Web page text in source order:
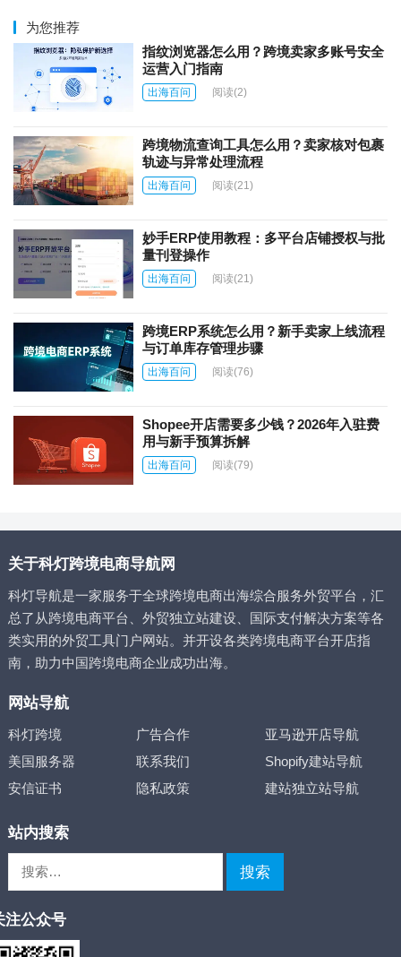
为您推荐
指纹浏览器怎么用？跨境卖家多账号安全
运营入门指南
出海百问 阅读(2)
跨境物流查询工具怎么用？卖家核对包裹
轨迹与异常处理流程
出海百问 阅读(21)
妙手ERP使用教程：多平台店铺授权与批
量刊登操作
出海百问 阅读(21)
跨境ERP系统怎么用？新手卖家上线流程
与订单库存管理步骤
出海百问 阅读(76)
Shopee开店需要多少钱？2026年入驻费
用与新手预算拆解
出海百问 阅读(79)
关于科灯跨境电商导航网
科灯导航是一家服务于全球跨境电商出海综合服务外贸平台，汇
总了从跨境电商平台、外贸独立站建设、国际支付解决方案等各
类实用的外贸工具门户网站。并开设各类跨境电商平台开店指
南，助力中国跨境电商企业成功出海。
网站导航
科灯跨境 广告合作
亚马逊开店导航
美国服务器
联系我们
Shopify建站导航
安信证书
隐私政策 建站独立站导航
站内搜索
注公众号